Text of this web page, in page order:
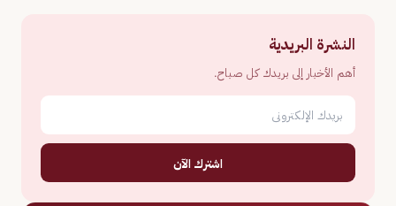
النشرة البريدية
أهم الأخبار إلى بريدك كل صباح.
اشترك الآن